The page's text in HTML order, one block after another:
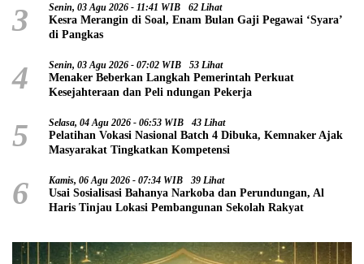
3 Senin, 03 Agu 2026 - 11:41 WIB 62 Lihat
Kesra Merangin di Soal, Enam Bulan Gaji Pegawai ‘Syara’
di Pangkas
4 Senin, 03 Agu 2026 - 07:02 WIB 53 Lihat
Menaker Beberkan Langkah Pemerintah Perkuat
Kesejahteraan dan Peli ndungan Pekerja
5 Selasa, 04 Agu 2026 - 06:53 WIB 43 Lihat
Pelatihan Vokasi Nasional Batch 4 Dibuka, Kemnaker Ajak
Masyarakat Tingkatkan Kompetensi
6 Kamis, 06 Agu 2026 - 07:34 WIB 39 Lihat
Usai Sosialisasi Bahanya Narkoba dan Perundungan, Al
Haris Tinjau Lokasi Pembangunan Sekolah Rakyat